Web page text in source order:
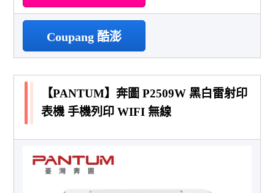
Coupang 酷澎
【PANTUM】奔圖 P2509W 黑白雷射印
表機 手機列印 WIFI 無線